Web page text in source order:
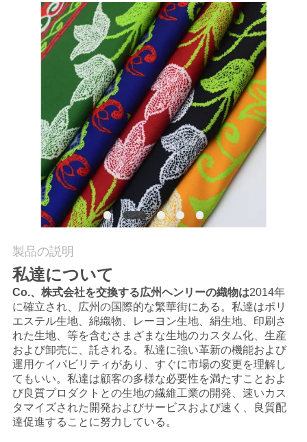
連
絡
し
な
さ
い
ニ
製品の説明
私達について
Co.、株式会社を交換する広州ヘンリーの織物は2014年
に確立され、広州の国際的な繁華街にある。私達はポリ
エステル生地、綿織物、レーヨン生地、絹生地、印刷さ
れた生地、等を含むさまざまな生地のカスタム化、生産
および卸売に、託される。私達に強い革新の機能および
運用ケイパビリティがあり、すぐに市場の変更を理解し
てもいい。私達は顧客の多様な必要性を満たすことおよ
び良質プロダクトとの生地の繊維工業の開発、速いカス
タマイズされた開発およびサービスおよび速く、良質配
達促進することに努力している。